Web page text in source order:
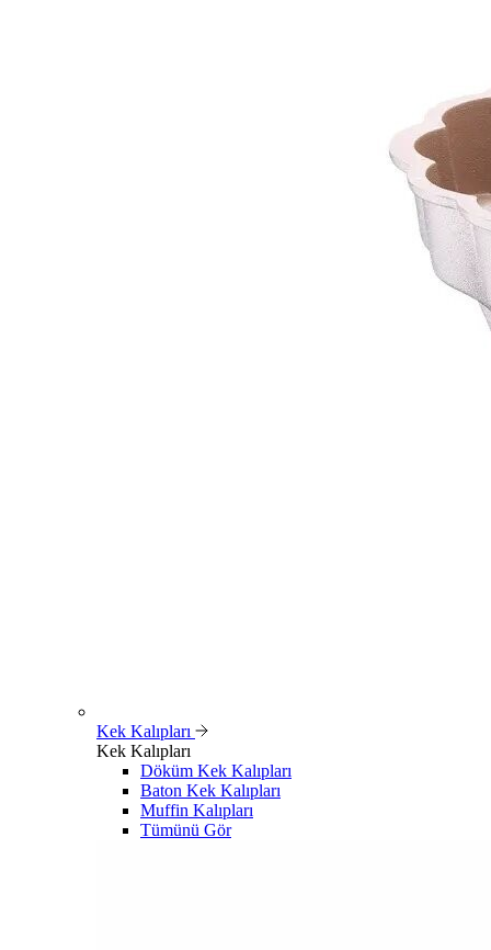
Kek Kalıpları
Kek Kalıpları
Döküm Kek Kalıpları
Baton Kek Kalıpları
Muffin Kalıpları
Tümünü Gör